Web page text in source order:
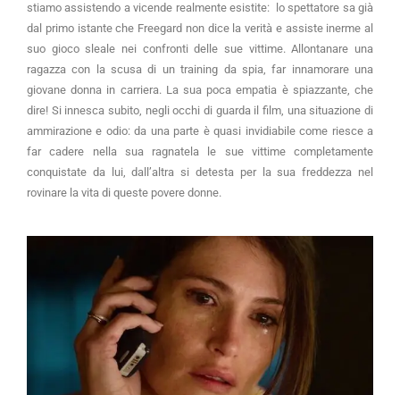
stiamo assistendo a vicende realmente esistite: lo spettatore sa già
dal primo istante che Freegard non dice la verità e assiste inerme al
suo gioco sleale nei confronti delle sue vittime. Allontanare una
ragazza con la scusa di un training da spia, far innamorare una
giovane donna in carriera. La sua poca empatia è spiazzante, che
dire! Si innesca subito, negli occhi di guarda il film, una situazione di
ammirazione e odio: da una parte è quasi invidiabile come riesce a
far cadere nella sua ragnatela le sue vittime completamente
conquistate da lui, dall’altra si detesta per la sua freddezza nel
rovinare la vita di queste povere donne.